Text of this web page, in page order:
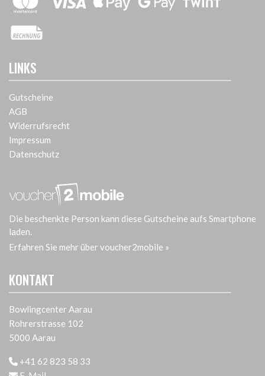
LINKS
Gutscheine
AGB
Widerrufsrecht
Impressum
Datenschutz
Die beschenkte Person kann diese Gutscheine aufs Smartphone
laden.
Erfahren Sie mehr über voucher2mobile »
KONTAKT
Bowlingcenter Aarau
Rohrerstrasse 102
5000 Aarau
+41 62 823 58 33